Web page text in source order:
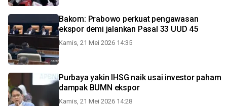
Bakom: Prabowo perkuat pengawasan
ekspor demi jalankan Pasal 33 UUD 45
Kamis, 21 Mei 2026 14:35
Purbaya yakin IHSG naik usai investor paham
dampak BUMN ekspor
Kamis, 21 Mei 2026 14:28